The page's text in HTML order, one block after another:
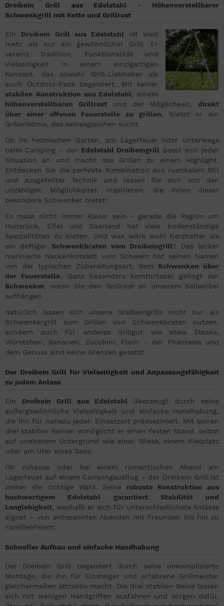
Dreibein Grill aus Edelstahl - Höhenverstellbarer
Schwenkgrill mit Kette und Grillrost
Ein Dreibein Grill aus Edelstahl ist weit
mehr als nur ein gewöhnlicher Grill. Er
vereint Tradition, Funktionalität und
Vielseitigkeit in einem einzigartigen
Konzept, das sowohl Grill-Liebhaber als
auch Outdoor-Fans begeistert. Mit seiner
stabilen Konstruktion aus Edelstahl, einem
höhenverstellbaren Grillrost und der Möglichkeit, direkt
über einer offenen Feuerstelle zu grillen, bietet er ein
Grillerlebnis, das seinesgleichen sucht.
Ob im heimischen Garten, am Lagerfeuer oder unterwegs
beim Camping – der Edelstahl Dreibeingrill passt sich jeder
Situation an und macht das Grillen zu einem Highlight.
Entdecken Sie die perfekte Kombination aus rustikalem Stil
und ausgefeilter Technik und lassen Sie sich von den
unzähligen Möglichkeiten inspirieren, die Ihnen dieser
besondere Schwenker bietet!
Es muss nicht immer Kaviar sein - gerade die Region um
Hunsrück, Eifel und Saarland hat viele bodenständige
Spezialitäten zu bieten. Und was wäre wohl herzhafter als
ein deftiger Schwenkbraten vom Dreibeingrill? Das lecker
marinierte Nackenkotelett vom Schwein hat seinen Namen
von der typischen Zubereitungsart, dem Schwenken über
der Feuerstelle. Ganz besonders komfortabel gelingt der
Schwenker, wenn Sie den Grillrost an unserem Seilwirbel
aufhängen.
Natürlich lassen sich unsere Dreibeingrills nicht nur als
Schwenkergrill zum Grillen von Schwenkbraten nutzen,
sondern auch für anderes Grillgut wie etwa Steaks,
Würstchen, Bananen, Zucchini, Fisch - der Phantasie und
dem Genuss sind keine Grenzen gesetzt.
Der Dreibein Grill für Vielseitigkeit und Anpassungsfähigkeit
zu jedem Anlass
Ein Dreibein Grill aus Edelstahl überzeugt durch seine
außergewöhnliche Vielseitigkeit und einfache Handhabung,
die ihn für nahezu jeden Einsatzort prädestiniert. Mit seinen
drei stabilen Beinen ermöglicht er einen festen Stand, selbst
auf unebenem Untergrund wie einer Wiese, einem Kiesplatz
oder am Ufer eines Sees.
Ob zuhause oder bei einem romantischen Abend am
Lagerfeuer auf einem Campingausflug – der Dreibein Grill ist
immer die richtige Wahl. Seine robuste Konstruktion aus
hochwertigem Edelstahl garantiert Stabilität und
Langlebigkeit, weshalb er sich für unterschiedlichste Anlässe
eignet – von entspannten Abenden mit Freunden bis hin zu
Familienfeiern.
Schneller Aufbau und einfache Handhabung
Der Dreibein Grill begeistert durch seine unkomplizierte
Montage, die ihn für Einsteiger und erfahrene Grillmeister
gleichermaßen attraktiv macht. Die drei stabilen Beine lassen
sich mit wenigen Handgriffen ausfahren und sorgen dafür,